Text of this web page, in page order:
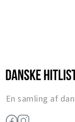
En samling af